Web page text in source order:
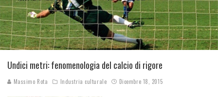
Undici metri: fenomenologia del calcio di rigore
Massimo Rota Industria culturale Dicembre 18, 2015